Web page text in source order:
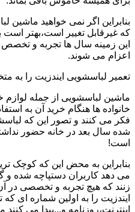
بنابراین اگر نمی خواهید
که غیرقابل تغییر است،بهتر است
این زمینه سال ها تجربه و تخصص
اعزام می شوند.
تعمیر لباسشویی ایندزیت را به
ماشین لباسشویی از جمله
خانواده ها هنگام خرید آن به
فکر می کنند و تصور این که
شده سال بعد در خانه حضور
است!
بنابراین به محض این که کوچک
می دهد کاربران دستپاچه شده
زنند که هیچ تجربه و تخصصی در
ایندزیت را به اولین شماره ای
اینترنت،روزنامه و...پیدا می